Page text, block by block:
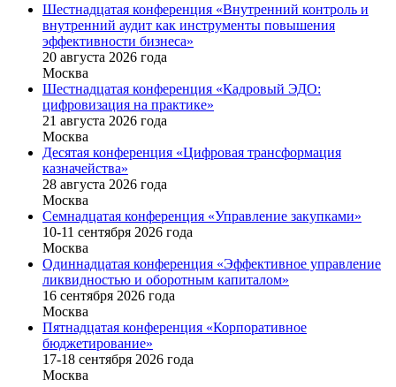
Шестнадцатая конференция «Внутренний контроль и
внутренний аудит как инструменты повышения
эффективности бизнеса»
20 августа 2026 года
Москва
Шестнадцатая конференция «Кадровый ЭДО:
цифровизация на практике»
21 августа 2026 года
Москва
Десятая конференция «Цифровая трансформация
казначейства»
28 августа 2026 года
Москва
Семнадцатая конференция «Управление закупками»
10-11 сентября 2026 года
Москва
Одиннадцатая конференция «Эффективное управление
ликвидностью и оборотным капиталом»
16 cентября 2026 года
Москва
Пятнадцатая конференция «Корпоративное
бюджетирование»
17-18 сентября 2026 года
Москва